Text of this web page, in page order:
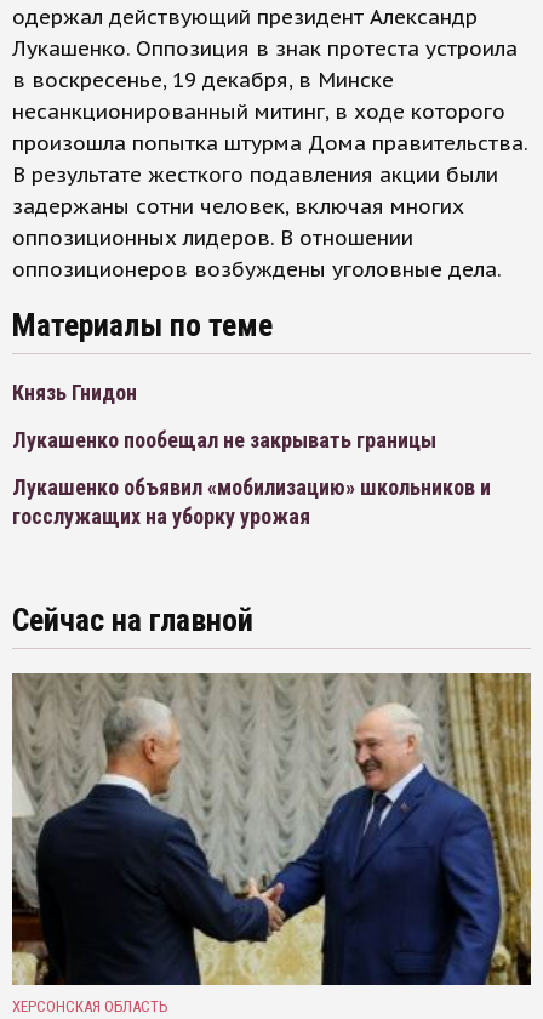
одержал действующий президент Александр
Лукашенко. Оппозиция в знак протеста устроила
в воскресенье, 19 декабря, в Минске
несанкционированный митинг, в ходе которого
произошла попытка штурма Дома правительства.
В результате жесткого подавления акции были
задержаны сотни человек, включая многих
оппозиционных лидеров. В отношении
оппозиционеров возбуждены уголовные дела.
Материалы по теме
Князь Гнидон
Лукашенко пообещал не закрывать границы
Лукашенко объявил «мобилизацию» школьников и
госслужащих на уборку урожая
Сейчас на главной
ХЕРСОНСКАЯ ОБЛАСТЬ